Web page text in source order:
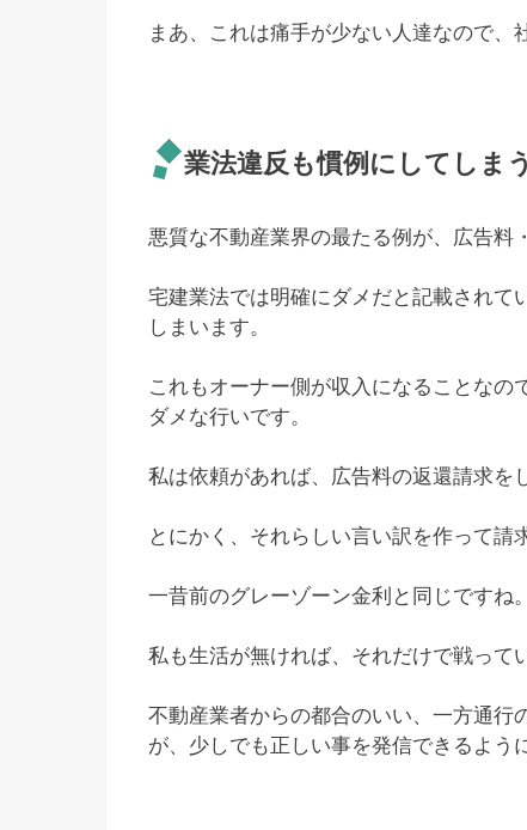
まあ、これは痛手が少ない人達なので、
業法違反も慣例にしてしま
悪質な不動産業界の最たる例が、広告料
宅建業法では明確にダメだと記載されて
しまいます。
これもオーナー側が収入になることなの
ダメな行いです。
私は依頼があれば、広告料の返還請求を
とにかく、それらしい言い訳を作って請
一昔前のグレーゾーン金利と同じですね。
私も生活が無ければ、それだけで戦って
不動産業者からの都合のいい、一方通行
が、少しでも正しい事を発信できるよう